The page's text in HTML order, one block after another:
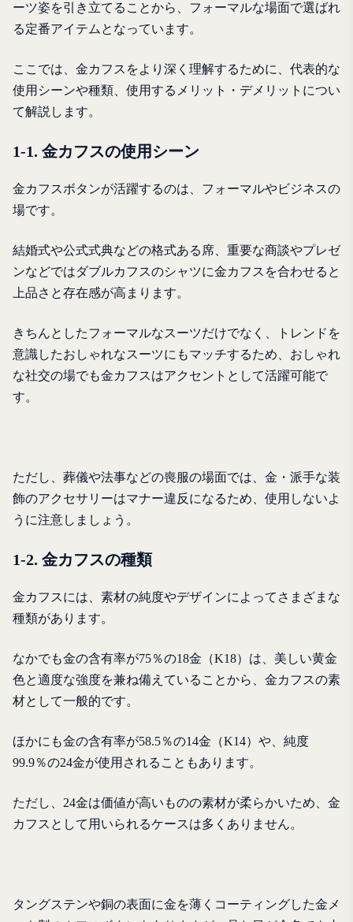
ーツ姿を引き立てることから、フォーマルな場面で選ばれ
る定番アイテムとなっています。
ここでは、金カフスをより深く理解するために、代表的な
使用シーンや種類、使用するメリット・デメリットについ
て解説します。
1-1. 金カフスの使用シーン
金カフスボタンが活躍するのは、フォーマルやビジネスの
場です。
結婚式や公式式典などの格式ある席、重要な商談やプレゼ
ンなどではダブルカフスのシャツに金カフスを合わせると
上品さと存在感が高まります。
きちんとしたフォーマルなスーツだけでなく、トレンドを
意識したおしゃれなスーツにもマッチするため、おしゃれ
な社交の場でも金カフスはアクセントとして活躍可能で
す。
ただし、葬儀や法事などの喪服の場面では、金・派手な装
飾のアクセサリーはマナー違反になるため、使用しないよ
うに注意しましょう。
1-2. 金カフスの種類
金カフスには、素材の純度やデザインによってさまざまな
種類があります。
なかでも金の含有率が75％の18金（K18）は、美しい黄金
色と適度な強度を兼ね備えていることから、金カフスの素
材として一般的です。
ほかにも金の含有率が58.5％の14金（K14）や、純度
99.9％の24金が使用されることもあります。
ただし、24金は価値が高いものの素材が柔らかいため、金
カフスとして用いられるケースは多くありません。
タングステンや銅の表面に金を薄くコーティングした金メ